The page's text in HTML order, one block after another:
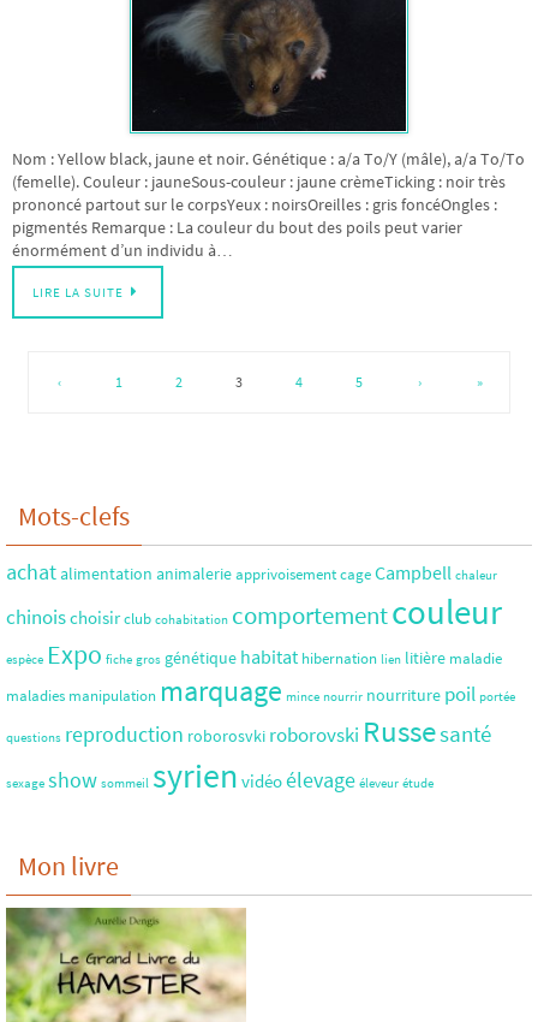
Nom : Yellow black, jaune et noir. Génétique : a/a To/Y (mâle), a/a To/To
(femelle). Couleur : jauneSous-couleur : jaune crèmeTicking : noir très
prononcé partout sur le corpsYeux : noirsOreilles : gris foncéOngles :
pigmentés Remarque : La couleur du bout des poils peut varier
énormément d’un individu à…
LIRE LA SUITE
‹ 1 2 3 4 5 › »
Mots-clefs
achatalimentation animalerieapprivoisementcageCampbell chaleur
chinoischoisirclub cohabitation comportementcouleur
espèce Expo fiche gros génétique habitat hibernation lien litière maladie
maladies manipulation marquage mince nourrir nourriture poil portée
questions reproduction roborosvki roborovski Russesanté
sexage show sommeil syrien vidéoélevage éleveur étude
Mon livre